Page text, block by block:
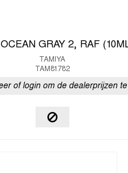
GRAY 2, RAF
TAMIYA
TAM81782
of login om de dealerprijzen